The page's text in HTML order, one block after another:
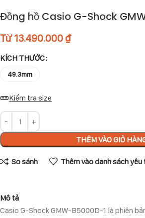
Đồng hồ Casio G-Shock
Từ13.490.000 ₫
KÍCH THƯỚC
49.3mm
Kiểm tra size
THÊM VÀO GIỎ
So sánh Thêm vào danh sách yêu
Mô tả
Casio G-Shock GMW-B5000D-1 là phiên